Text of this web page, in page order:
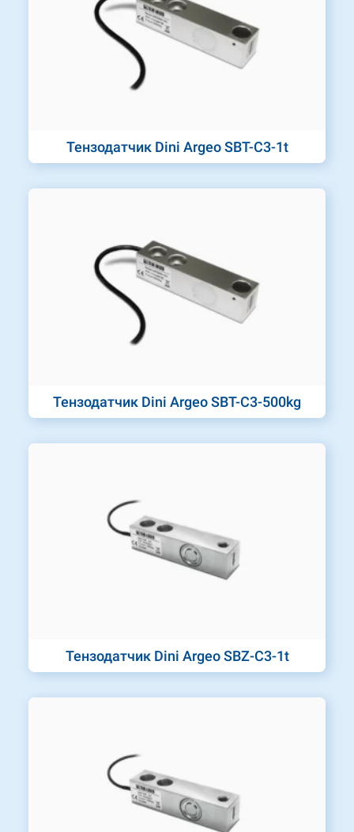
Тензодатчик Dini Argeo SBT-C3-1t
Тензодатчик Dini Argeo SBT-C3-500kg
Тензодатчик Dini Argeo SBZ-C3-1t